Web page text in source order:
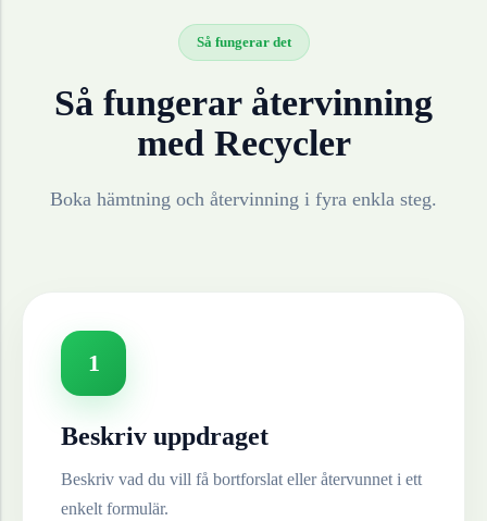
Så fungerar det
Så fungerar återvinning
med Recycler
Boka hämtning och återvinning i fyra enkla steg.
1
Beskriv uppdraget
Beskriv vad du vill få bortforslat eller återvunnet i ett
enkelt formulär.